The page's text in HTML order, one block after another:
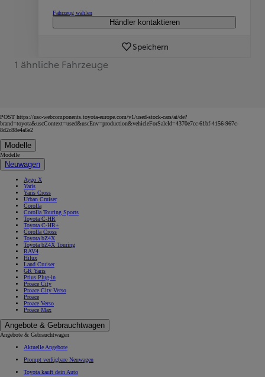
Fahrzeug wählen
Händler kontaktieren
Speichern
1 ähnliche Fahrzeuge
POST https://usc-webcomponents.toyota-europe.com/v1/used-stock-cars/at/de?
brand=toyota&uscContext=used&uscEnv=production&vehicleForSaleId=4370e7cc-61bf-4156-967c-
8d2c88e4a6e2
Modelle
Modelle
Neuwagen
Aygo X
Yaris
Yaris Cross
Urban Cruiser
Corolla
Corolla Touring Sports
Toyota C-HR
Toyota C-HR+
Corolla Cross
Toyota bZ4X
Toyota bZ4X Touring
RAV4
Hilux
Land Cruiser
GR Yaris
Prius Plug-in
Proace City
Proace City Verso
Proace
Proace Verso
Proace Max
Angebote & Gebrauchtwagen
Angebote & Gebrauchtwagen
Aktuelle Angebote
Prompt verfügbare Neuwagen
Toyota kauft dein Auto